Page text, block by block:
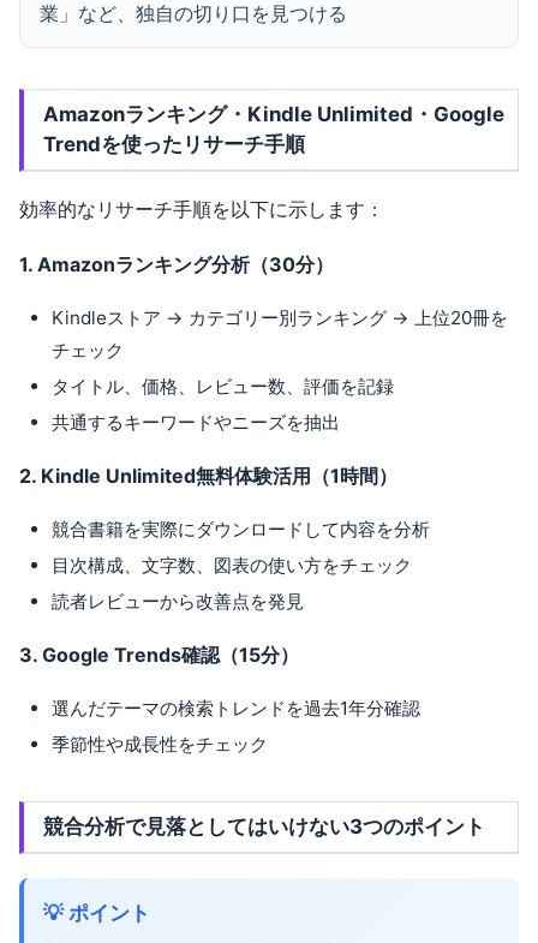
業」など、独自の切り口を見つける
Amazonランキング・Kindle Unlimited・Google
Trendを使ったリサーチ手順
効率的なリサーチ手順を以下に示します：
1. Amazonランキング分析（30分）
Kindleストア → カテゴリー別ランキング → 上位20冊を
チェック
タイトル、価格、レビュー数、評価を記録
共通するキーワードやニーズを抽出
2. Kindle Unlimited無料体験活用（1時間）
競合書籍を実際にダウンロードして内容を分析
目次構成、文字数、図表の使い方をチェック
読者レビューから改善点を発見
3. Google Trends確認（15分）
選んだテーマの検索トレンドを過去1年分確認
季節性や成長性をチェック
競合分析で見落としてはいけない3つのポイント
💡 ポイント